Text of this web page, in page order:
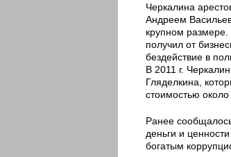
Черкалина
Андреем
крупном
получил от
бездействие в
В 2011 г.
Гляделкина,
стоимостью около
Ранее
деньги и
богатым